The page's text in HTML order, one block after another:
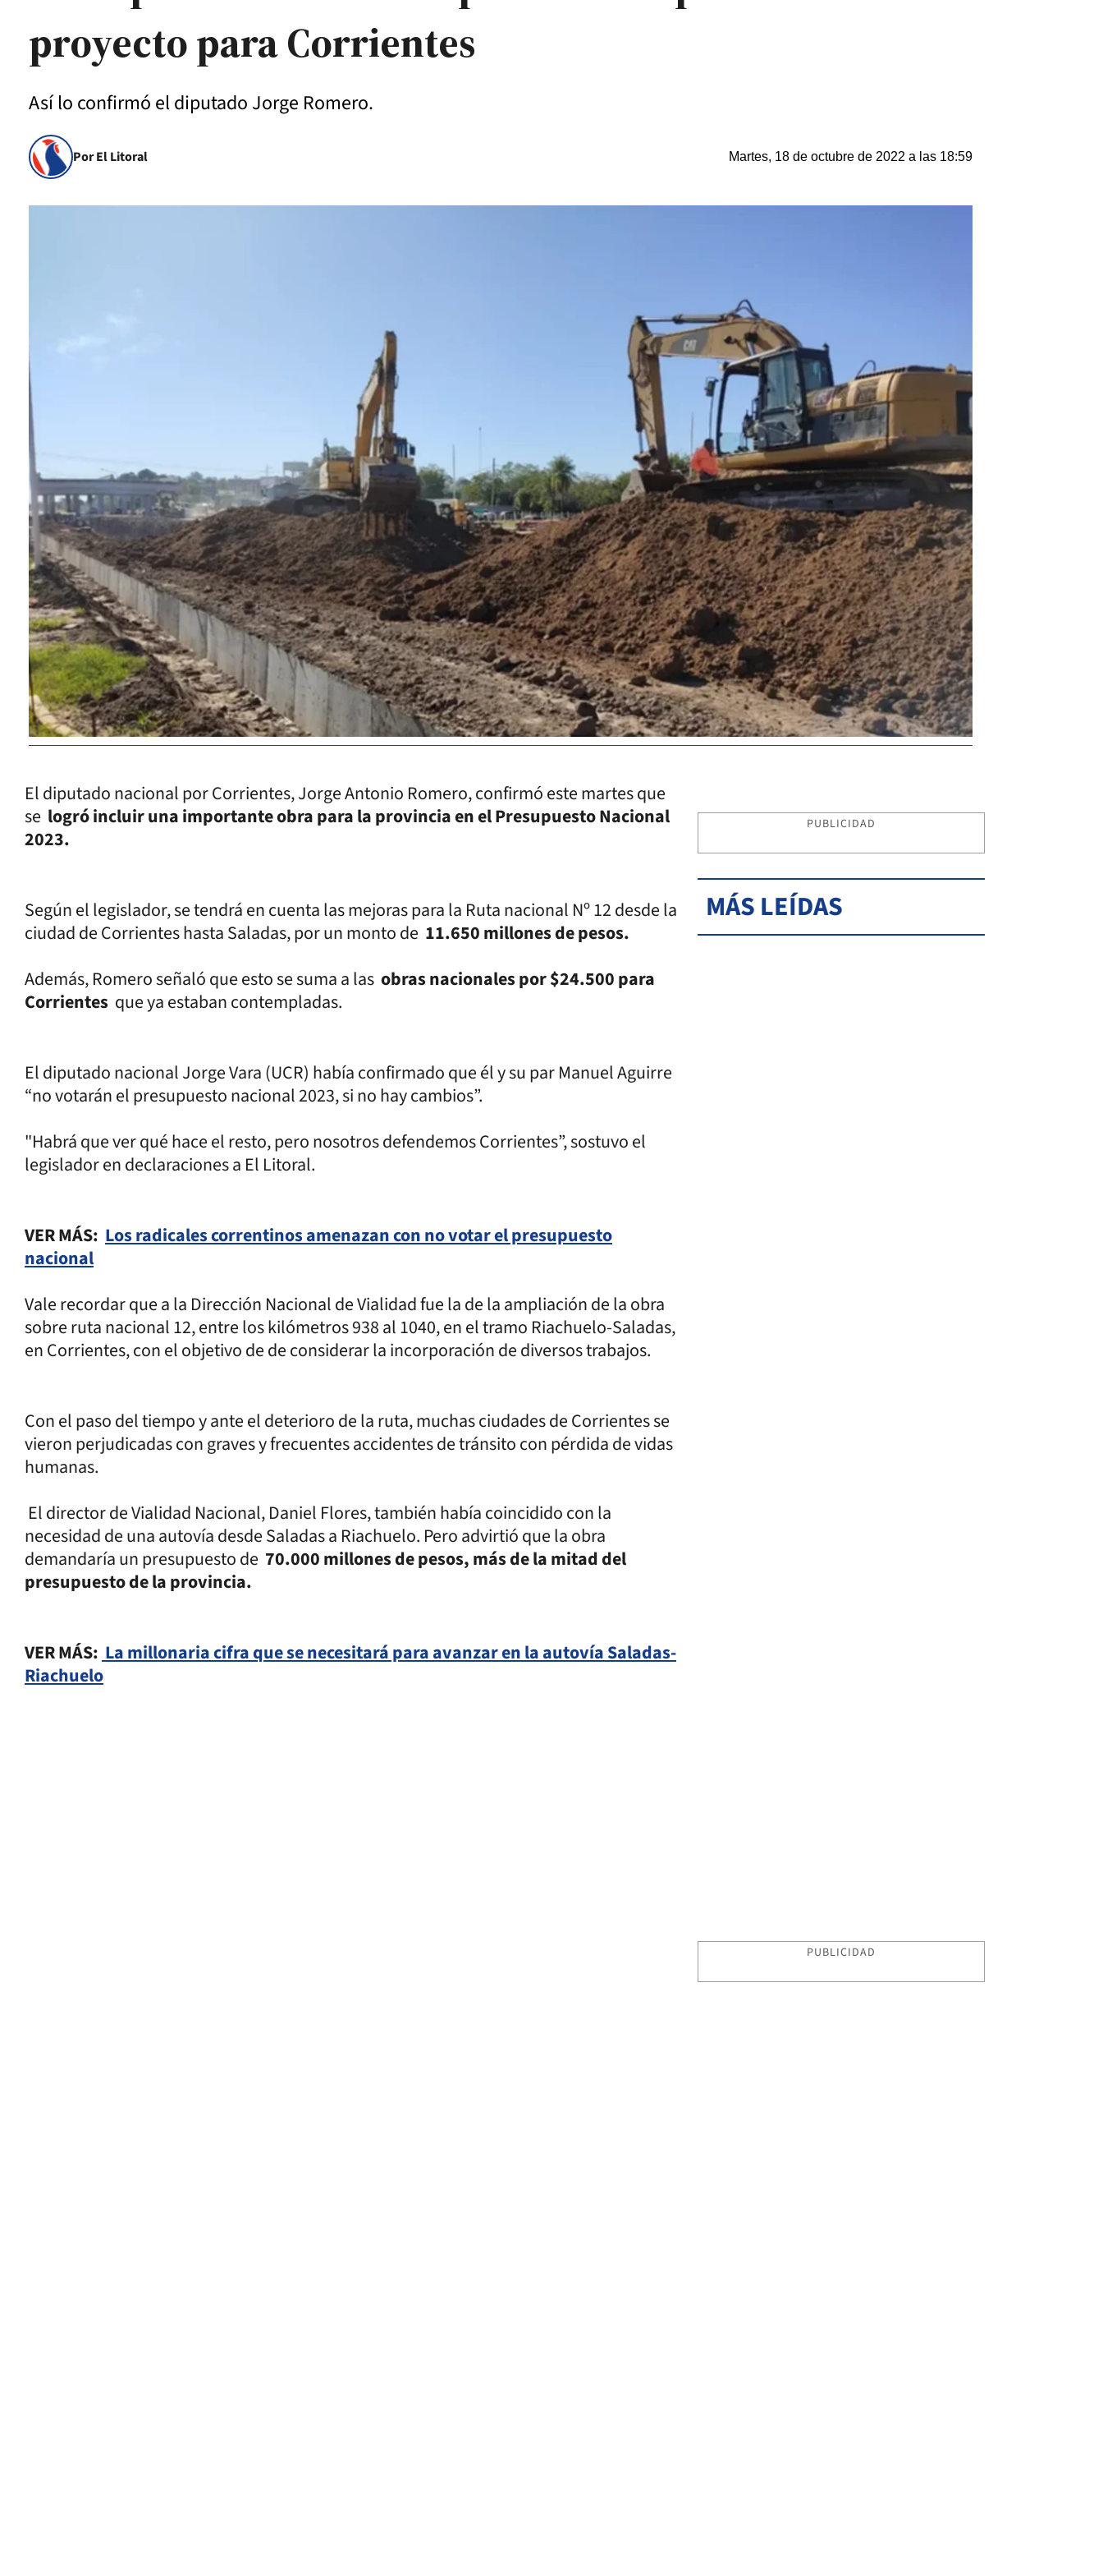
proyecto para Corrientes
Así lo confirmó el diputado Jorge Romero.
Por El Litoral Martes, 18 de octubre de 2022 a las 18:59
El diputado nacional por Corrientes, Jorge Antonio Romero, confirmó este martes que
se logró incluir una importante obra para la provincia en el Presupuesto Nacional
2023.
Según el legislador, se tendrá en cuenta las mejoras para la Ruta nacional Nº 12 desde la
ciudad de Corrientes hasta Saladas, por un monto de 11.650 millones de pesos.
Además, Romero señaló que esto se suma a las obras nacionales por $24.500 para
Corrientes que ya estaban contempladas.
El diputado nacional Jorge Vara (UCR) había confirmado que él y su par Manuel Aguirre
“no votarán el presupuesto nacional 2023, si no hay cambios”.
"Habrá que ver qué hace el resto, pero nosotros defendemos Corrientes”, sostuvo el
legislador en declaraciones a El Litoral.
VER MÁS: Los radicales correntinos amenazan con no votar el presupuesto
nacional
Vale recordar que a la Dirección Nacional de Vialidad fue la de la ampliación de la obra
sobre ruta nacional 12, entre los kilómetros 938 al 1040, en el tramo Riachuelo-Saladas,
en Corrientes, con el objetivo de de considerar la incorporación de diversos trabajos.
Con el paso del tiempo y ante el deterioro de la ruta, muchas ciudades de Corrientes se
vieron perjudicadas con graves y frecuentes accidentes de tránsito con pérdida de vidas
humanas.
El director de Vialidad Nacional, Daniel Flores, también había coincidido con la
necesidad de una autovía desde Saladas a Riachuelo. Pero advirtió que la obra
demandaría un presupuesto de 70.000 millones de pesos, más de la mitad del
presupuesto de la provincia.
VER MÁS: La millonaria cifra que se necesitará para avanzar en la autovía Saladas-
Riachuelo
PUBLICIDAD
MÁS LEÍDAS
PUBLICIDAD